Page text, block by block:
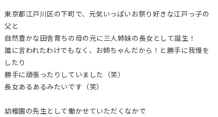
東京都江戸川区の下町で、元気いっぱいお祭り好きな江戸っ子の
父と
自然豊かな田舎育ちの母の元に三人姉妹の長女として誕生！
誰に言われたわけでもなく、お姉ちゃんだから！と勝手に我慢を
したり
勝手に頑張ったりしていました（笑）
長女あるあるみたいです（笑）
幼稚園の先生として働かせていただくなかで